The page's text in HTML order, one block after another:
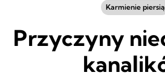
Karmienie piersią
Przyczyny